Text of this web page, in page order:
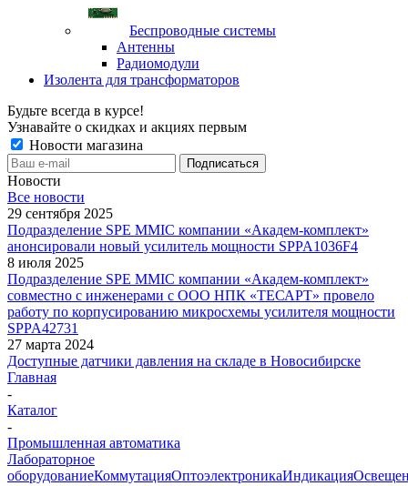
Беспроводные системы
Антенны
Радиомодули
Изолента для трансформаторов
Будьте всегда в курсе!
Узнавайте о скидках и акциях первым
Новости магазина
Новости
Все новости
29 сентября 2025
Подразделение SPE MMIC компании «Академ-комплект»
анонсировали новый усилитель мощности SPPA1036F4
8 июля 2025
Подразделение SPE MMIC компании «Академ-комплект»
совместно с инженерами с ООО НПК «ТЕСАРТ» провело
работу по корпусированию микросхемы усилителя мощности
SPPA42731
27 марта 2024
Доступные датчики давления на складе в Новосибирске
Главная
-
Каталог
-
Промышленная автоматика
Лабораторное
оборудованиеКоммутацияОптоэлектроникаИндикация